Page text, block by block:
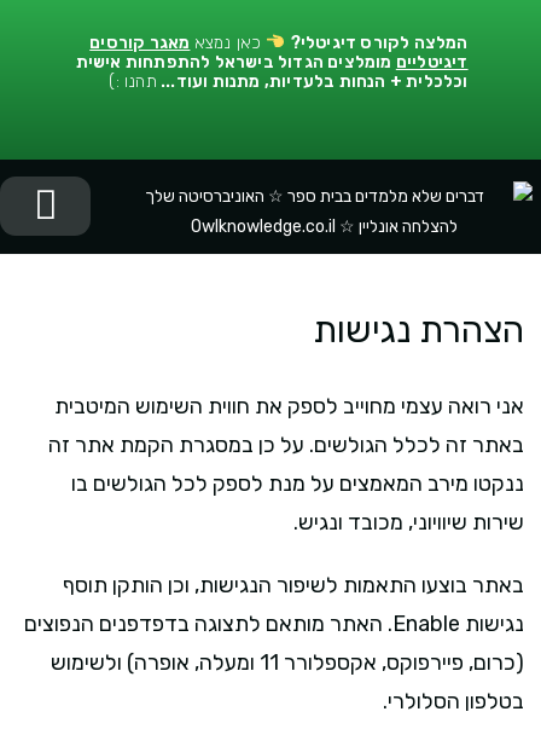
המלצה לקורס דיגיטלי? כאן נמצא מאגר קורסים
דיגיטליים מומלצים הגדול בישראל להתפתחות אישית
וכלכלית + הנחות בלעדיות, מתנות ועוד... תהנו :)
הצהרת נגישות
אני רואה עצמי מחוייב לספק את חווית השימוש המיטבית
באתר זה לכלל הגולשים. על כן במסגרת הקמת אתר זה
ננקטו מירב המאמצים על מנת לספק לכל הגולשים בו
שירות שיוויוני, מכובד ונגיש.
באתר בוצעו התאמות לשיפור הנגישות, וכן הותקן תוסף
נגישות Enable. האתר מותאם לתצוגה בדפדפנים הנפוצים
(כרום, פיירפוקס, אקספלורר 11 ומעלה, אופרה) ולשימוש
בטלפון הסלולרי.